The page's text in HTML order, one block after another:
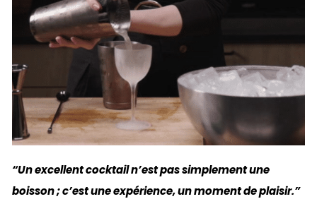
“Un excellent cocktail n’est pas simplement une
boisson ; c’est une expérience, un moment de plaisir.”